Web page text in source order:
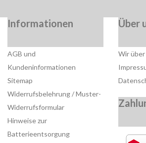
Informationen
AGB und
Kundeninformationen
Sitemap
Widerrufsbelehrung / Muster-
Widerrufsformular
Hinweise zur
Batterieentsorgung
Über
Wir über